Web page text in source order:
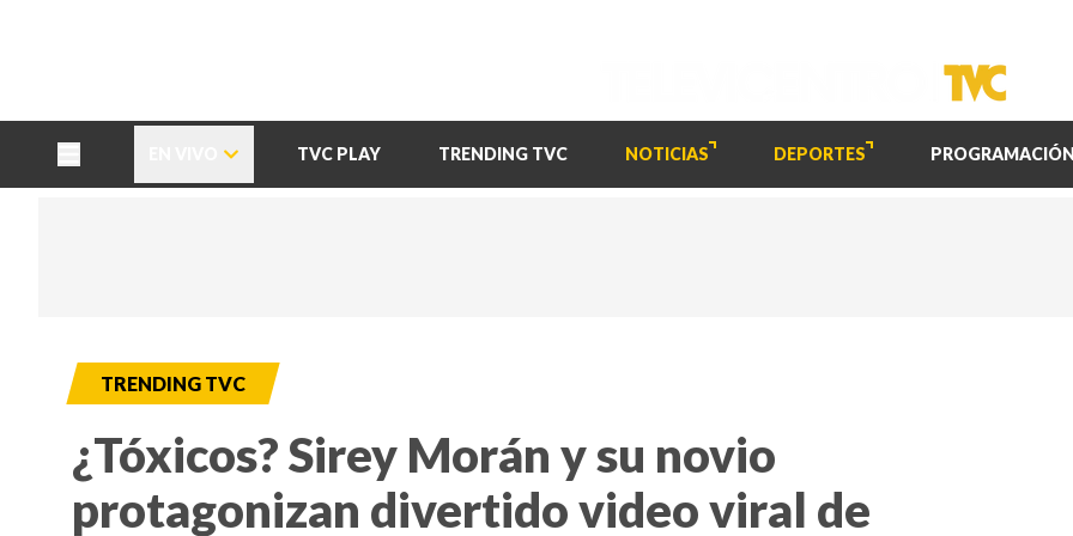
TVC PLAY TRENDING TVC NOTICIAS DEPORTES PROGRAMACIÓN
TRENDING TVC
¿Tóxicos? Sirey Morán y su novio
protagonizan divertido video viral de